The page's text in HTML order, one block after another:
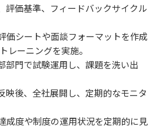
評価基準、フィードバックサイクル
価シートや面談フォーマットを作成
レーニングを実施。
部門で試験運用し、課題を洗い出
映後、全社展開し、定期的なモニタ
成度や制度の運用状況を定期的に見